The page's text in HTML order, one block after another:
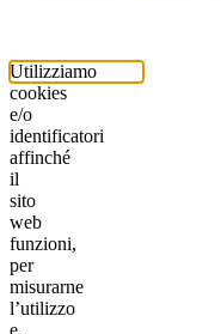
Utilizziamo
cookies
e/o
identificatori
affinché
il
sito
web
funzioni,
per
misurarne
l’utilizzo